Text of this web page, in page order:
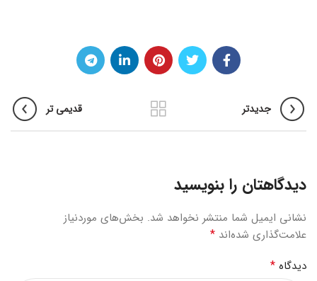
جدیدتر قدیمی تر
دیدگاهتان را بنویسید
نشانی ایمیل شما منتشر نخواهد شد. بخش‌های موردنیاز
علامت‌گذاری شده‌اند *
دیدگاه *